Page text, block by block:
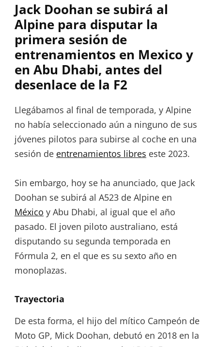
Jack Doohan se subirá al
Alpine para disputar la
primera sesión de
entrenamientos en Mexico y
en Abu Dhabi, antes del
desenlace de la F2
Llegábamos al final de temporada, y Alpine
no había seleccionado aún a ninguno de sus
jóvenes pilotos para subirse al coche en una
sesión de entrenamientos libres este 2023.
Sin embargo, hoy se ha anunciado, que Jack
Doohan se subirá al A523 de Alpine en
México y Abu Dhabi, al igual que el año
pasado. El joven piloto australiano, está
disputando su segunda temporada en
Fórmula 2, en el que es su sexto año en
monoplazas.
Trayectoria
De esta forma, el hijo del mítico Campeón de
Moto GP, Mick Doohan, debutó en 2018 en la